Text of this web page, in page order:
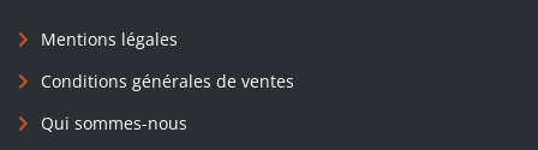
Mentions légales
Conditions générales de ventes
Qui sommes-nous